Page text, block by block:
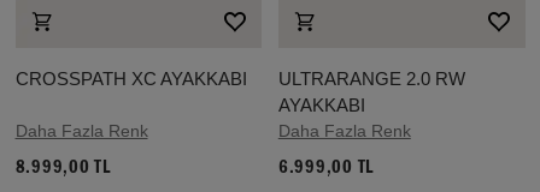
CROSSPATH XC AYAKKABI
Daha Fazla Renk
8.999,00 TL
ULTRARANGE 2.0 RW
AYAKKABI
Daha Fazla Renk
6.999,00 TL